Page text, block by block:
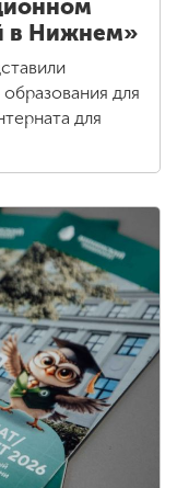
в Нижнем»
для
для